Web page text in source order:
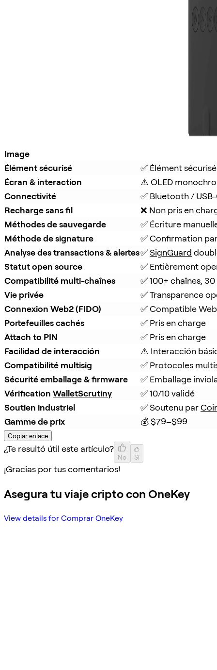
Image
Élément sécurisé
✅ Élément
Écran & interaction
⚠️ OLED
Connectivité
✅ Bluetooth /
Recharge sans fil
❌ Non pris en
Méthodes de sauvegarde
✅ Écriture
Méthode de signature
✅ Confirmation
Analyse des transactions & alertes✅ SignGuard
Statut open source
✅ Entièrement
Compatibilité multi-chaînes
✅ 100+ chaînes,
Vie privée
✅ Transparence
Connexion Web2 (FIDO)
✅ Compatible
Portefeuilles cachés
✅ Pris en charge
Attach to PIN
✅ Pris en charge
Facilidad de interacción
⚠️ Interacción
Compatibilité multisig
✅ Protocoles
Sécurité emballage & firmware
✅ Emballage
Vérification WalletScrutiny
✅ 10/10 validé
Soutien industriel
✅ Soutenu par
Gamme de prix
💰 $79–$99
Copiar enlace
¿Te resultó útil este artículo?
No Sí
¡Gracias por tus comentarios!
Asegura tu viaje cripto con OneKey
View details for Comprar OneKey